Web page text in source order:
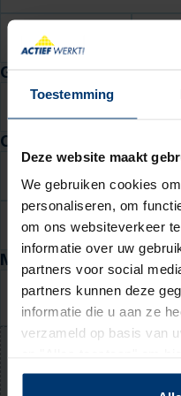
Toestemming
Deze website maakt
We gebruiken cookies
personaliseren, om
om ons websiteverkeer
informatie over uw
partners voor social
partners kunnen deze
informatie die u aan ze
verzameld op basis van
liever geen cookies, klik
Postcode
Geboortedatum
Contactgegevens
E-mail
Telefoon
Motivatie en cv
Waarom past deze
Upload
PDF of Word-